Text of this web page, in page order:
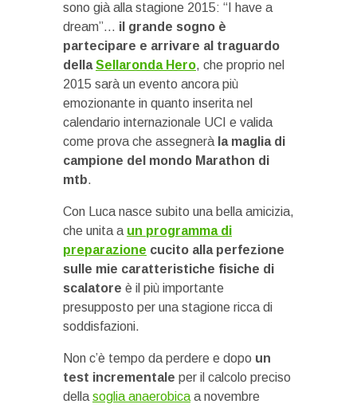
sono già alla stagione 2015: “I have a
dream”… il grande sogno è
partecipare e arrivare al traguardo
dellaSellaronda Hero, che proprio nel
2015 sarà un evento ancora più
emozionante in quanto inserita nel
calendario internazionale UCI e valida
come prova che assegnerà la maglia di
campione del mondo Marathon di
mtb.
Con Luca nasce subito una bella amicizia,
che unita a un programma di
preparazione cucito alla perfezione
sulle mie caratteristiche fisiche di
scalatore è il più importante
presupposto per una stagione ricca di
soddisfazioni.
Non c’è tempo da perdere e dopo un
test incrementale per il calcolo preciso
della soglia anaerobica a novembre